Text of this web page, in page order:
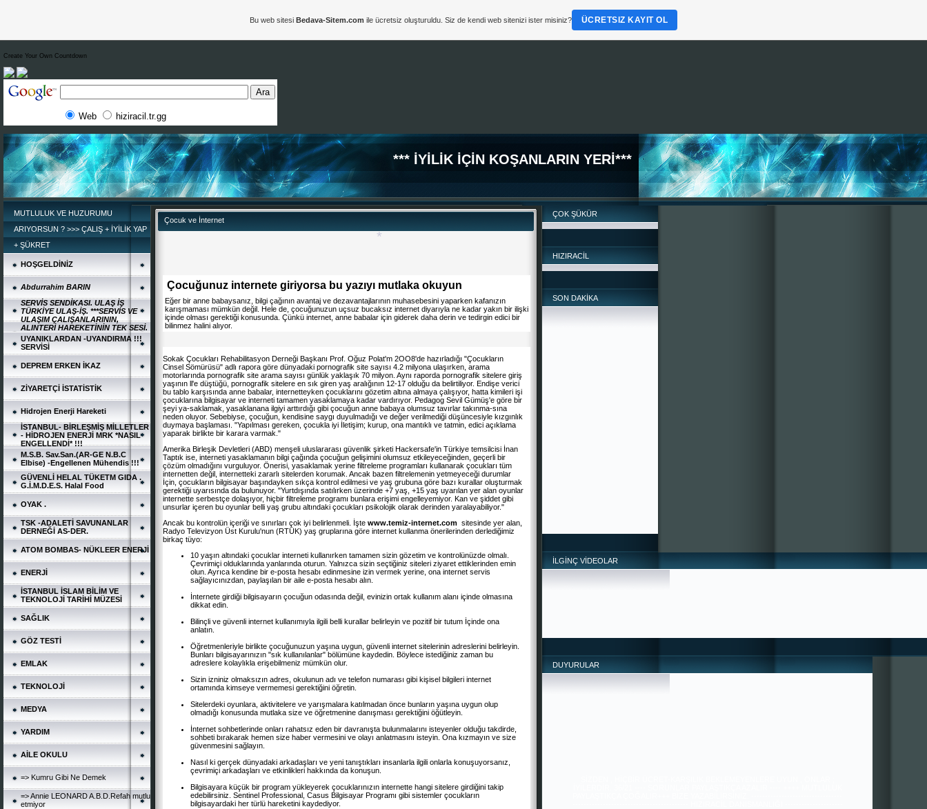
Create Your Own Countdown
Web hiziracil.tr.gg
*** İYİLİK İÇİN KOŞANLARIN YERİ***
MUTLULUK VE HUZURUMU
ARIYORSUN ? >>> ÇALIŞ + İYİLİK YAP
+ ŞÜKRET
HOŞGELDİNİZ
Abdurrahim BARIN
SERVİS SENDİKASI. ULAŞ İŞ
TÜRKİYE ULAŞ-İŞ. ***SERVİS VE
ULAŞIM ÇALIŞANLARININ,
ALINTERİ HAREKETİNİN TEK SESİ.
UYANIKLARDAN -UYANDIRMA !!!
SERVİSİ
DEPREM ERKEN İKAZ
ZİYARETÇİ İSTATİSTİK
Hidrojen Enerji Hareketi
İSTANBUL- BİRLEŞMİŞ MİLLETLER
- HİDROJEN ENERJİ MRK *NASIL
ENGELLENDİ* !!!
M.S.B. Sav.San.(AR-GE N.B.C
Elbise) -Engellenen Mühendis !!!
GÜVENLİ HELAL TÜKETM GIDA .
G.İ.M.D.E.S. Halal Food
OYAK .
TSK -ADALETİ SAVUNANLAR
DERNEĞİ AS-DER.
ATOM BOMBAS- NÜKLEER ENERJİ
ENERJİ
İSTANBUL İSLAM BİLİM VE
TEKNOLOJİ TARİHİ MÜZESİ
SAĞLIK
GÖZ TESTİ
EMLAK
TEKNOLOJİ
MEDYA
YARDIM
AİLE OKULU
=> Kumru Gibi Ne Demek
=> Annie LEONARD A.B.D.Refah mutlu
etmiyor
Çocuk ve İnternet
Çocuğunuz internete giriyorsa bu yazıyı mutlaka okuyun
Eğer bir anne babaysanız, bilgi çağının avantaj ve dezavantajlarının muhasebesini yaparken kafanızın
karışmaması mümkün değil. Hele de, çocuğunuzun uçsuz bucaksız internet diyarıyla ne kadar yakın bir ilişki
içinde olması gerektiği konusunda. Çünkü internet, anne babalar için giderek daha derin ve tedirgin edici bir
bilinmez halini alıyor.
Sokak Çocukları Rehabilitasyon Derneği Başkanı Prof. Oğuz Polat'm 2OO8'de hazırladığı "Çocukların
Cinsel Sömürüsü" adlı rapora göre dünyadaki pornografik site sayısı 4.2 milyona ulaşırken, arama
motorlarında pornografik site arama sayısı günlük yaklaşık 70 milyon. Aynı raporda pornografik sitelere giriş
yaşının ll'e düştüğü, pornografik sitelere en sık giren yaş aralığının 12-17 olduğu da belirtiliyor. Endişe verici
bu tablo karşısında anne babalar, internetteyken çocuklarını gözetim altına almaya çalışıyor, hatta kimileri işi
çocuklarına bilgisayar ve interneti tamamen yasaklamaya kadar vardırıyor. Pedagog Sevil Gümüş'e göre bir
şeyi ya-saklamak, yasaklanana ilgiyi arttırdığı gibi çocuğun anne babaya olumsuz tavırlar takınma-sına
neden oluyor. Sebebiyse, çocuğun, kendisine saygı duyulmadığı ve değer verilmediği düşüncesiyle kızgınlık
duymaya başlaması. "Yapılması gereken, çocukla iyi İletişim; kurup, ona mantıklı ve tatmin, edici açıklama
yaparak birlikte bir karara varmak."
Amerika Birleşik Devletleri (ABD) menşeli uluslararası güvenlik şirketi Hackersafe'in Türkiye temsilcisi İnan
Taptık ise, interneti yasaklamanın bilgi çağında çocuğun gelişimini olumsuz etkileyeceğinden, geçerli bir
çözüm olmadığını vurguluyor. Önerisi, yasaklamak yerine filtreleme programları kullanarak çocukları tüm
internetten değil, internetteki zararlı sitelerden korumak. Ancak bazen filtrelemenin yetmeyeceği durumlar
İçin, çocukların bilgisayar başındayken sıkça kontrol edilmesi ve yaş grubuna göre bazı kurallar oluşturmak
gerektiği uyarısında da bulunuyor. "Yurtdışında satılırken üzerinde +7 yaş, +15 yaş uyarılan yer alan oyunlar
internette serbestçe dolaşıyor, hiçbir filtreleme programı bunlara erişimi engelleyemiyor. Kan ve şiddet gibi
unsurlar içeren bu oyunlar belli yaş grubu altındaki çocukları psikolojik olarak derinden yaralayabiliyor."
Ancak bu kontrolün içeriği ve sınırları çok iyi belirlenmeli. İşte www.temiz-internet.com sitesinde yer alan,
Radyo Televizyon Üst Kurulu'nun (RTÜK) yaş gruplarına göre internet kullanma önerilerinden derlediğimiz
birkaç tüyo:
10 yaşın altındaki çocuklar interneti kullanırken tamamen sizin gözetim ve kontrolünüzde olmalı.
Çevrimiçi olduklarında yanlarında oturun. Yalnızca sizin seçtiğiniz siteleri ziyaret ettiklerinden emin
olun. Ayrıca kendine bir e-posta hesabı edinmesine izin vermek yerine, ona internet servis
sağlayıcınızdan, paylaşılan bir aile e-posta hesabı alın.
İnternete girdiği bilgisayarın çocuğun odasında değil, evinizin ortak kullanım alanı içinde olmasına
dikkat edin.
Bilinçli ve güvenli internet kullanımıyla ilgili belli kurallar belirleyin ve pozitif bir tutum İçinde ona
anlatın.
Öğretmenleriyle birlikte çocuğunuzun yaşına uygun, güvenli internet sitelerinin adreslerini belirleyin.
Bunları bilgisayarınızın "sık kullanılanlar" bölümüne kaydedin. Böylece istediğiniz zaman bu
adreslere kolaylıkla erişebilmeniz mümkün olur.
Sizin izniniz olmaksızın adres, okulunun adı ve telefon numarası gibi kişisel bilgileri internet
ortamında kimseye vermemesi gerektiğini öğretin.
Sitelerdeki oyunlara, aktivitelere ve yarışmalara katılmadan önce bunların yaşına uygun olup
olmadığı konusunda mutlaka size ve öğretmenine danışması gerektiğini öğütleyin.
İnternet sohbetlerinde onları rahatsız eden bir davranışta bulunmalarını isteyenler olduğu takdirde,
sohbeti bırakarak hemen size haber vermesini ve olayı anlatmasını isteyin. Ona kızmayın ve size
güvenmesini sağlayın.
Nasıl ki gerçek dünyadaki arkadaşları ve yeni tanıştıkları insanlarla ilgili onlarla konuşuyorsanız,
çevrimiçi arkadaşları ve etkinlikleri hakkında da konuşun.
Bilgisayara küçük bir program yükleyerek çocuklarınızın internette hangi sitelere girdiğini takip
edebilirsiniz. Sentinel Professional, Casus Bilgisayar Programı gibi sistemler çocukların
bilgisayardaki her türlü hareketini kaydediyor.
ÇOK ŞÜKÜR
HIZIRACİL
SON DAKİKA
İLGİNÇ VİDEOLAR
DUYURULAR
Bu web sitesi Bedava-Sitem.com ile ücretsiz oluşturuldu. Siz de kendi web sitenizi ister misiniz? ÜCRETSIZ KAYIT OL
*